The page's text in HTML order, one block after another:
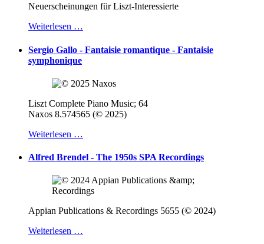
Neuerscheinungen für Liszt-Interessierte
Weiterlesen …
Sergio Gallo - Fantaisie romantique - Fantaisie
symphonique
Liszt Complete Piano Music; 64
Naxos 8.574565 (© 2025)
Weiterlesen …
Alfred Brendel - The 1950s SPA Recordings
Appian Publications & Recordings 5655 (© 2024)
Weiterlesen …